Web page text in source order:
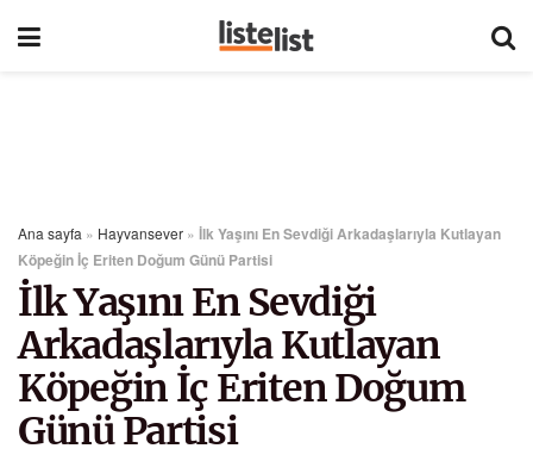
Ana sayfa » Hayvansever » İlk Yaşını En Sevdiği Arkadaşlarıyla Kutlayan
Köpeğin İç Eriten Doğum Günü Partisi
İlk Yaşını En Sevdiği
Arkadaşlarıyla Kutlayan
Köpeğin İç Eriten Doğum
Günü Partisi